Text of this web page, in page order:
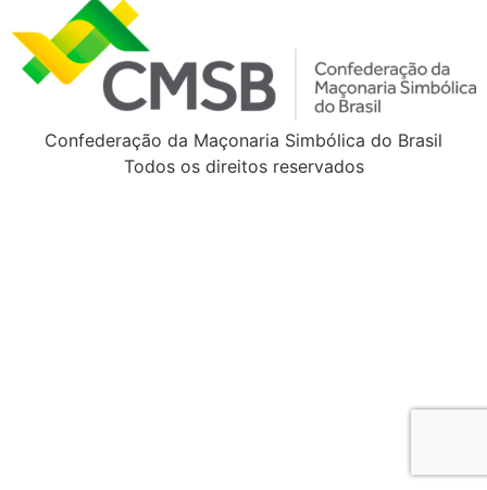
Confederação da Maçonaria Simbólica do Brasil
Todos os direitos reservados